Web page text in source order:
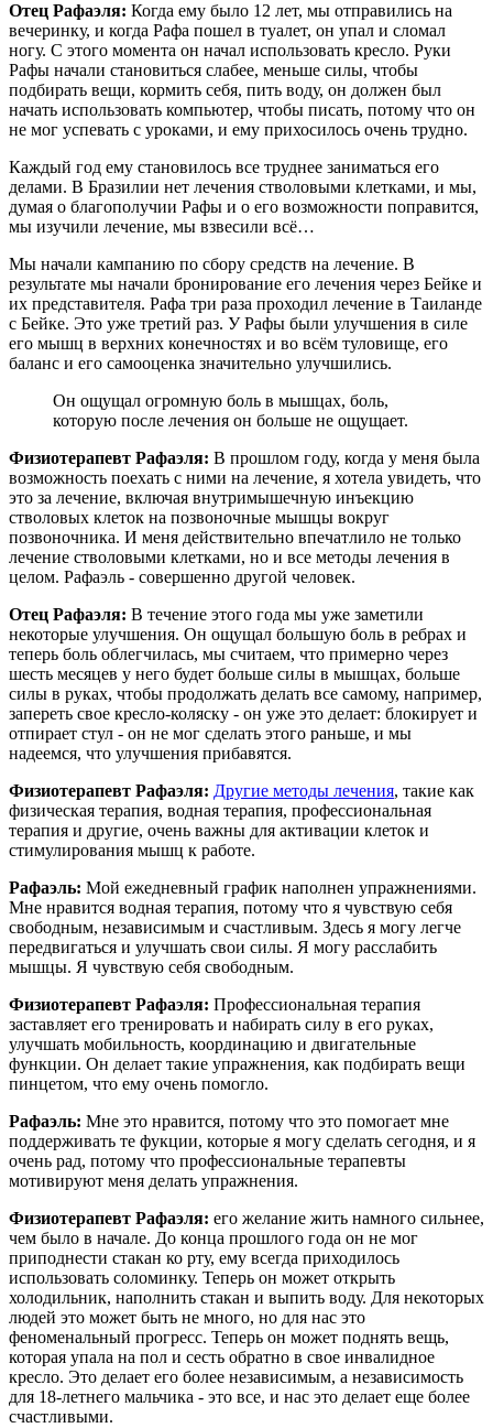
Отец Рафаэля: Когда ему было 12 лет, мы отправились на
вечеринку, и когда Рафа пошел в туалет, он упал и сломал
ногу. С этого момента он начал использовать кресло. Руки
Рафы начали становиться слабее, меньше силы, чтобы
подбирать вещи, кормить себя, пить воду, он должен был
начать использовать компьютер, чтобы писать, потому что он
не мог успевать с уроками, и ему прихосилось очень трудно.
Каждый год ему становилось все труднее заниматься его
делами. В Бразилии нет лечения стволовыми клетками, и мы,
думая о благополучии Рафы и о его возможности поправится,
мы изучили лечение, мы взвесили всё…
Мы начали кампанию по сбору средств на лечение. В
результате мы начали бронирование его лечения через Бейке и
их представителя. Рафа три раза проходил лечение в Таиланде
с Бейке. Это уже третий раз. У Рафы были улучшения в силе
его мышц в верхних конечностях и во всём туловище, его
баланс и его самооценка значительно улучшились.
Он ощущал огромную боль в мышцах, боль,
которую после лечения он больше не ощущает.
Физиотерапевт Рафаэля: В прошлом году, когда у меня была
возможность поехать с ними на лечение, я хотела увидеть, что
это за лечение, включая внутримышечную инъекцию
стволовых клеток на позвоночные мышцы вокруг
позвоночника. И меня действительно впечатлило не только
лечение стволовыми клетками, но и все методы лечения в
целом. Рафаэль - совершенно другой человек.
Отец Рафаэля: В течение этого года мы уже заметили
некоторые улучшения. Он ощущал большую боль в ребрах и
теперь боль облегчилась, мы считаем, что примерно через
шесть месяцев у него будет больше силы в мышцах, больше
силы в руках, чтобы продолжать делать все самому, например,
запереть свое кресло-коляску - он уже это делает: блокирует и
отпирает стул - он не мог сделать этого раньше, и мы
надеемся, что улучшения прибавятся.
Физиотерапевт Рафаэля: Другие методы лечения, такие как
физическая терапия, водная терапия, профессиональная
терапия и другие, очень важны для активации клеток и
стимулирования мышц к работе.
Рафаэль: Мой ежедневный график наполнен упражнениями.
Мне нравится водная терапия, потому что я чувствую себя
свободным, независимым и счастливым. Здесь я могу легче
передвигаться и улучшать свои силы. Я могу расслабить
мышцы. Я чувствую себя свободным.
Физиотерапевт Рафаэля: Профессиональная терапия
заставляет его тренировать и набирать силу в его руках,
улучшать мобильность, координацию и двигательные
функции. Он делает такие упражнения, как подбирать вещи
пинцетом, что ему очень помогло.
Рафаэль: Мне это нравится, потому что это помогает мне
поддерживать те фукции, которые я могу сделать сегодня, и я
очень рад, потому что профессиональные терапевты
мотивируют меня делать упражнения.
Физиотерапевт Рафаэля: его желание жить намного сильнее,
чем было в начале. До конца прошлого года он не мог
приподнести стакан ко рту, ему всегда приходилось
использовать соломинку. Теперь он может открыть
холодильник, наполнить стакан и выпить воду. Для некоторых
людей это может быть не много, но для нас это
феноменальный прогресс. Теперь он может поднять вещь,
которая упала на пол и сесть обратно в свое инвалидное
кресло. Это делает его более независимым, а независимость
для 18-летнего мальчика - это все, и нас это делает еще более
счастливыми.